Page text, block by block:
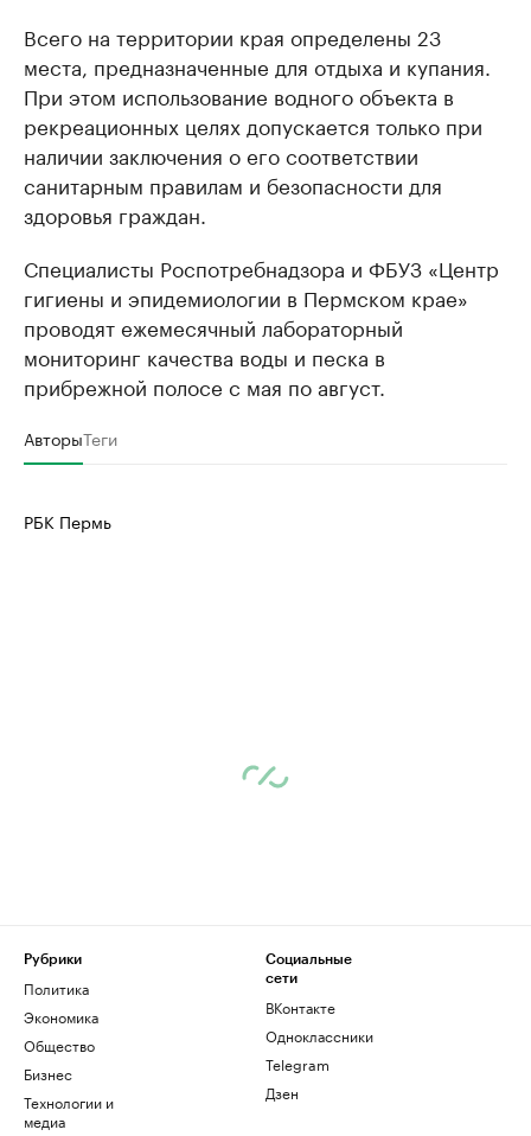
Всего на территории края определены 23
места, предназначенные для отдыха и купания.
При этом использование водного объекта в
рекреационных целях допускается только при
наличии заключения о его соответствии
санитарным правилам и безопасности для
здоровья граждан.
Специалисты Роспотребнадзора и ФБУЗ «Центр
гигиены и эпидемиологии в Пермском крае»
проводят ежемесячный лабораторный
мониторинг качества воды и песка в
прибрежной полосе с мая по август.
АвторыТеги
РБК Пермь
Рубрики
Политика
Экономика
Общество
Бизнес
Технологии и
медиа
Социальные
сети
ВКонтакте
Одноклассники
Telegram
Дзен